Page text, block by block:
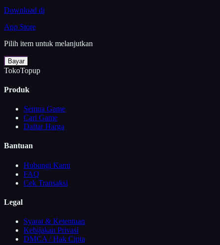
Download di
App Store
Pilih item untuk melanjutkan
Bayar
TokoTopup
Produk
Semua Game
Cari Game
Daftar Harga
Bantuan
Hubungi Kami
FAQ
Cek Transaksi
Legal
Syarat & Ketentuan
Kebijakan Privasi
DMCA / Hak Cipta